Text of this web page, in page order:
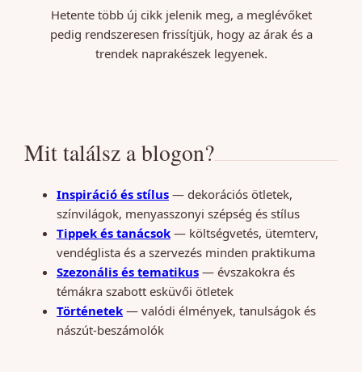
Hetente több új cikk jelenik meg, a meglévőket
pedig rendszeresen frissítjük, hogy az árak és a
trendek naprakészek legyenek.
Mit találsz a blogon?
Inspiráció és stílus — dekorációs ötletek,
színvilágok, menyasszonyi szépség és stílus
Tippek és tanácsok — költségvetés, ütemterv,
vendéglista és a szervezés minden praktikuma
Szezonális és tematikus — évszakokra és
témákra szabott esküvői ötletek
Történetek — valódi élmények, tanulságok és
nászút-beszámolók